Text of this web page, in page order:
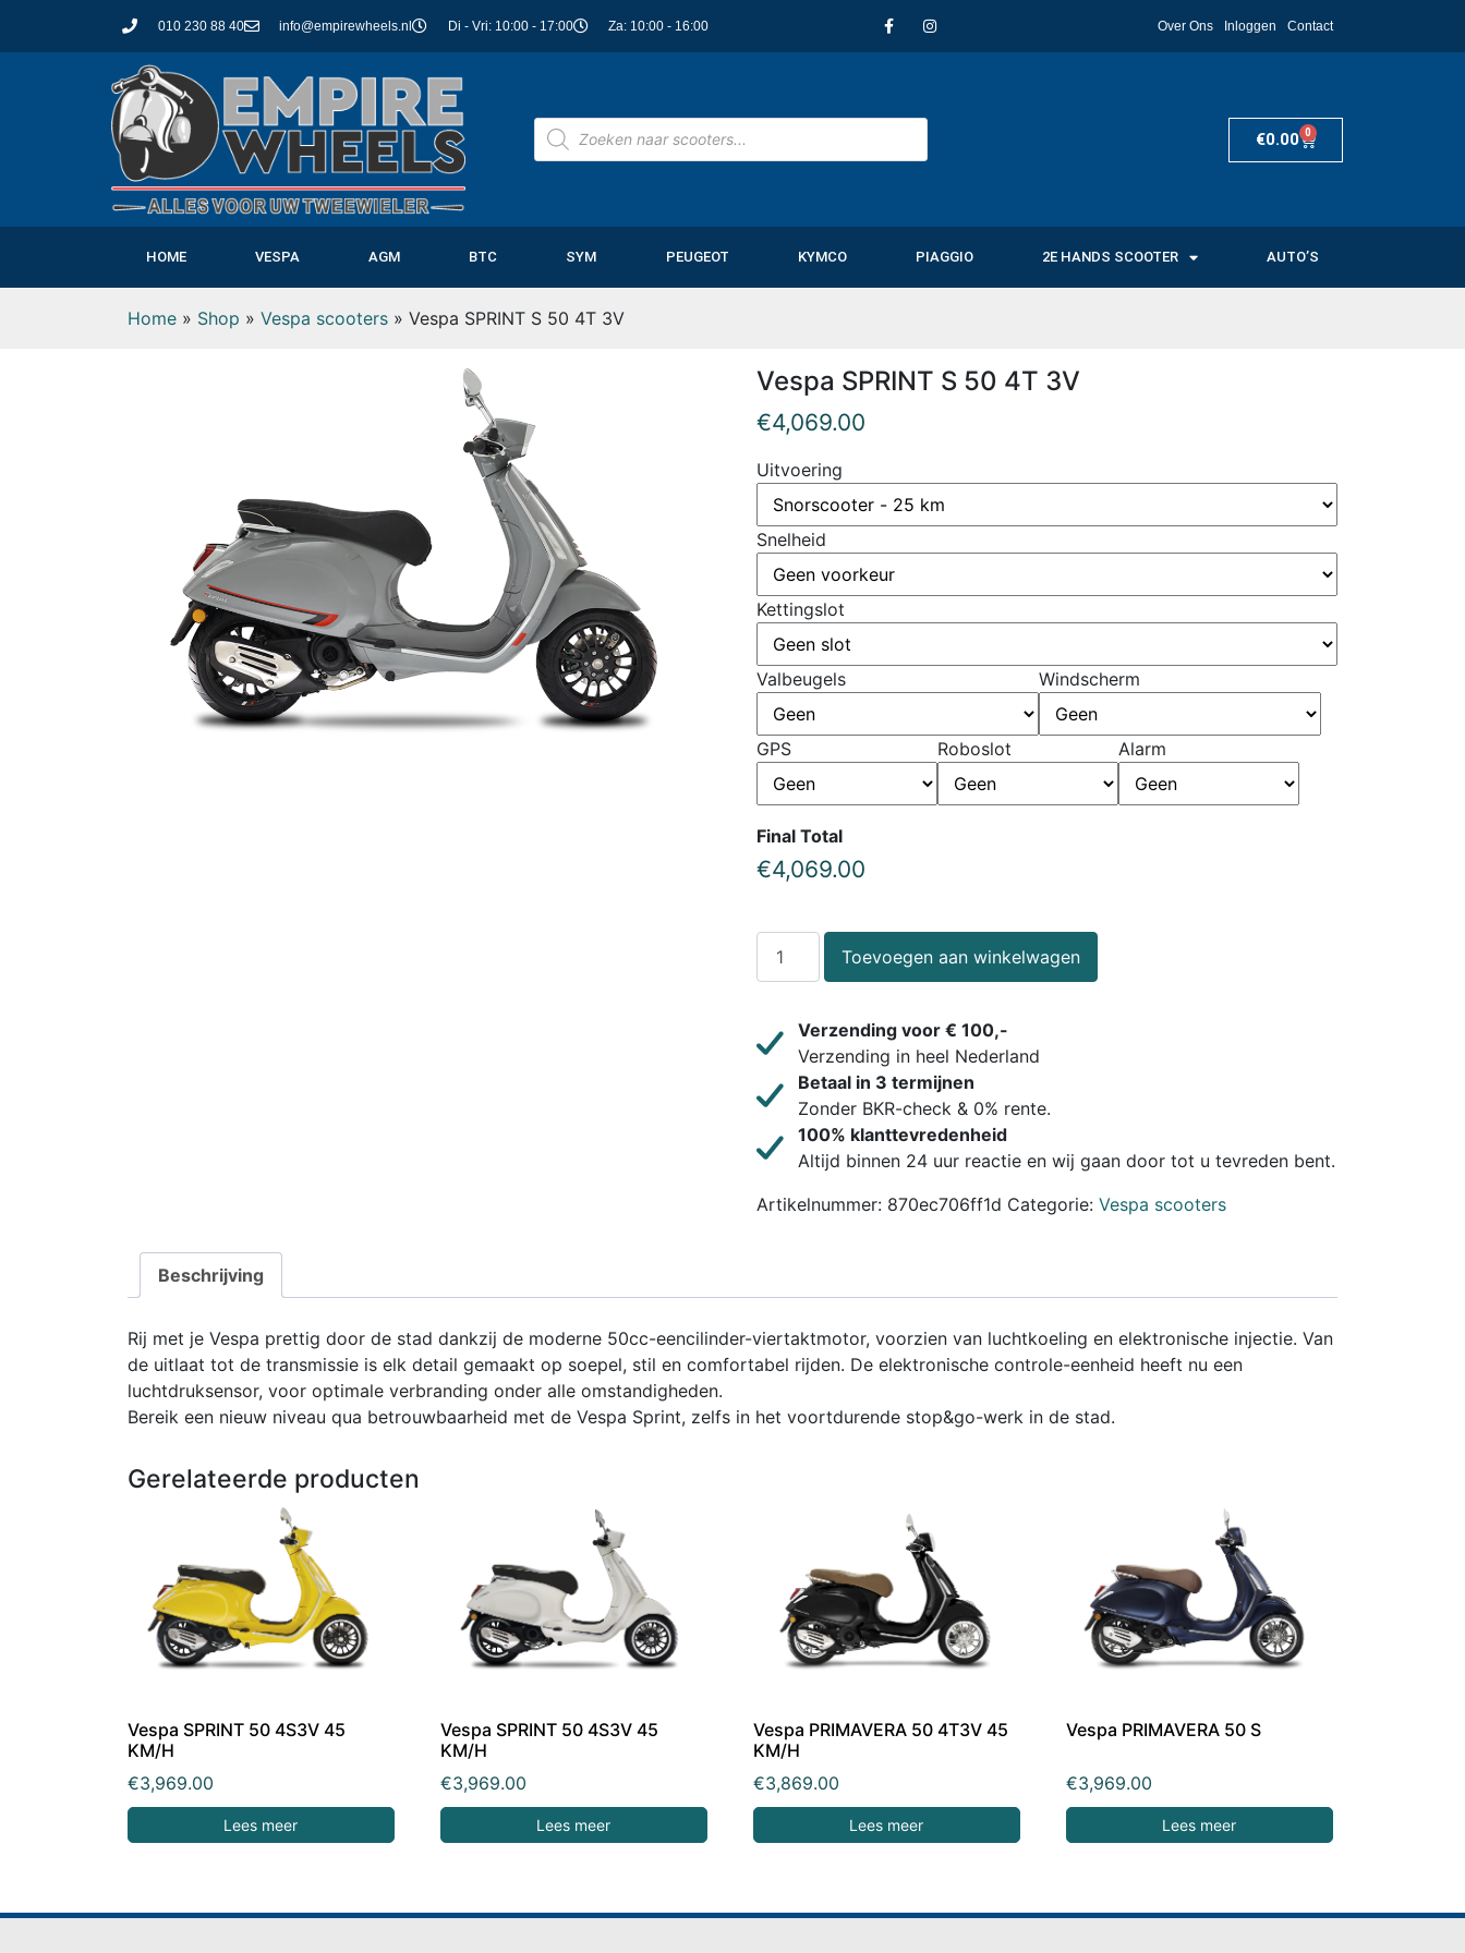
010 230 88 40 info@empirewheels.nl Di - Vri: 10:00 - 17:00 Za: 10:00 - 16:00 Over Ons Inloggen Contact
€0.00 0
HOME VESPA AGM BTC SYM PEUGEOT KYMCO PIAGGIO 2E HANDS SCOOTER AUTO’S
Home » Shop » Vespa scooters » Vespa SPRINT S 50 4T 3V
Vespa SPRINT S 50 4T 3V
€4,069.00
Uitvoering
Snelheid
Kettingslot
Valbeugels Windscherm
GPS Roboslot Alarm
Final Total
€4,069.00
Toevoegen aan winkelwagen
Verzending voor € 100,-
Verzending in heel Nederland
Betaal in 3 termijnen
Zonder BKR-check & 0% rente.
100% klanttevredenheid
Altijd binnen 24 uur reactie en wij gaan door tot u tevreden bent.
Artikelnummer: 870ec706ff1d Categorie:Vespa scooters
Beschrijving
Rij met je Vespa prettig door de stad dankzij de moderne 50cc-eencilinder-viertaktmotor, voorzien van luchtkoeling en elektronische injectie. Van
de uitlaat tot de transmissie is elk detail gemaakt op soepel, stil en comfortabel rijden. De elektronische controle-eenheid heeft nu een
luchtdruksensor, voor optimale verbranding onder alle omstandigheden.
Bereik een nieuw niveau qua betrouwbaarheid met de Vespa Sprint, zelfs in het voortdurende stop&go-werk in de stad.
Gerelateerde producten
Vespa SPRINT 50 4S3V 45
KM/H
€3,969.00
Lees meer
Vespa SPRINT 50 4S3V 45
KM/H
€3,969.00
Lees meer
Vespa PRIMAVERA 50 4T3V 45
KM/H
€3,869.00
Lees meer
Vespa PRIMAVERA 50 S
€3,969.00
Lees meer